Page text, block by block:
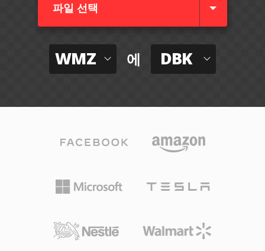
파일 선택
WMZ 에 DBK